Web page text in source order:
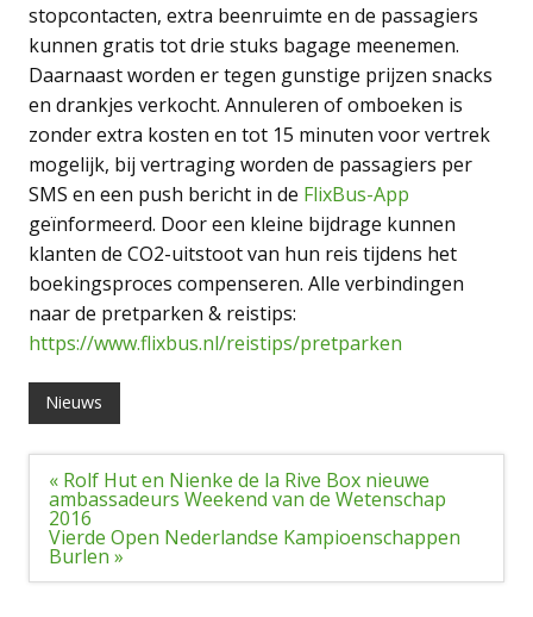
stopcontacten, extra beenruimte en de passagiers
kunnen gratis tot drie stuks bagage meenemen.
Daarnaast worden er tegen gunstige prijzen snacks
en drankjes verkocht. Annuleren of omboeken is
zonder extra kosten en tot 15 minuten voor vertrek
mogelijk, bij vertraging worden de passagiers per
SMS en een push bericht in de FlixBus-App
geïnformeerd. Door een kleine bijdrage kunnen
klanten de CO2-uitstoot van hun reis tijdens het
boekingsproces compenseren. Alle verbindingen
naar de pretparken & reistips:
https://www.flixbus.nl/reistips/pretparken
Nieuws
Bericht
navigatie
« Rolf Hut en Nienke de la Rive Box nieuwe
ambassadeurs Weekend van de Wetenschap
2016
Vierde Open Nederlandse Kampioenschappen
Burlen »